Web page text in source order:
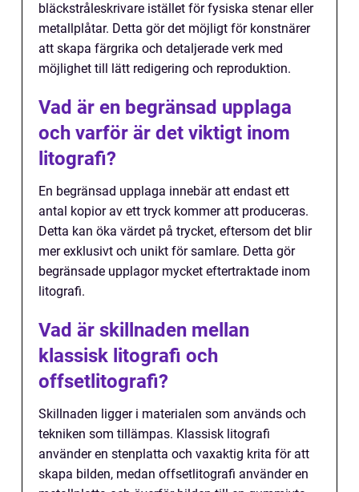
bläckstråleskrivare istället för fysiska stenar eller
metallplåtar. Detta gör det möjligt för konstnärer
att skapa färgrika och detaljerade verk med
möjlighet till lätt redigering och reproduktion.
Vad är en begränsad upplaga
och varför är det viktigt inom
litografi?
En begränsad upplaga innebär att endast ett
antal kopior av ett tryck kommer att produceras.
Detta kan öka värdet på trycket, eftersom det blir
mer exklusivt och unikt för samlare. Detta gör
begränsade upplagor mycket eftertraktade inom
litografi.
Vad är skillnaden mellan
klassisk litografi och
offsetlitografi?
Skillnaden ligger i materialen som används och
tekniken som tillämpas. Klassisk litografi
använder en stenplatta och vaxaktig krita för att
skapa bilden, medan offsetlitografi använder en